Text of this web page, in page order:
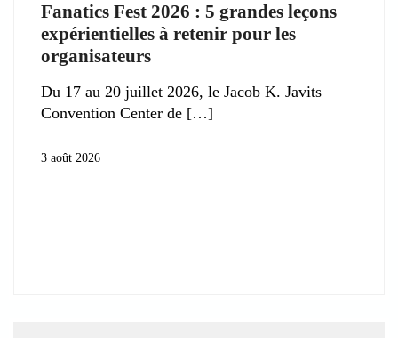
Fanatics Fest 2026 : 5 grandes leçons
expérientielles à retenir pour les
organisateurs
Du 17 au 20 juillet 2026, le Jacob K. Javits
Convention Center de
3 août 2026